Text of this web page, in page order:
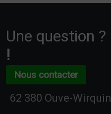
Une question ?
!
Nous contacter
62 380 Ouve-Wirquin